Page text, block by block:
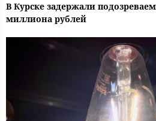
В Курске задержали
миллиона рублей